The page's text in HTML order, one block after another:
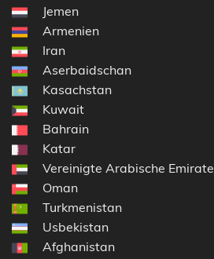
Jemen
Armenien
Iran
Aserbaidschan
Kasachstan
Kuwait
Bahrain
Katar
Vereinigte Arabische Emirate
Oman
Turkmenistan
Usbekistan
Afghanistan